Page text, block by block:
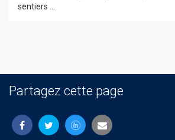
sentiers ...
Partagez cette page